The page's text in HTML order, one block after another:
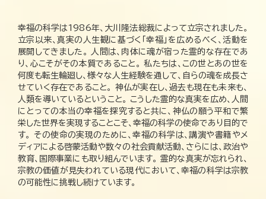
幸福の科学は1986年、大川隆法総裁によって立宗されました。
立宗以来、真実の人生観に基づく「幸福」を広めるべく、活動を
展開してきました。 人間は、肉体に魂が宿った霊的な存在であ
り、心こそがその本質であること。 私たちは、この世とあの世を
何度も転生輪廻し、様々な人生経験を通して、自らの魂を成長さ
せていく存在であること。 神仏が実在し、過去も現在も未来も、
人類を導いているということ。 こうした霊的な真実を広め、人間
にとっての本当の幸福を探究すると共に、神仏の願う平和で繁
栄した世界を実現することこそ、幸福の科学の使命であり目的で
す。 その使命の実現のために、幸福の科学は、講演や書籍やメ
ディアによる啓蒙活動や数々の社会貢献活動、さらには、政治や
教育、国際事業にも取り組んでいます。 霊的な真実が忘れられ、
宗教の価値が見失われている現代において、幸福の科学は宗教
の可能性に挑戦し続けています。